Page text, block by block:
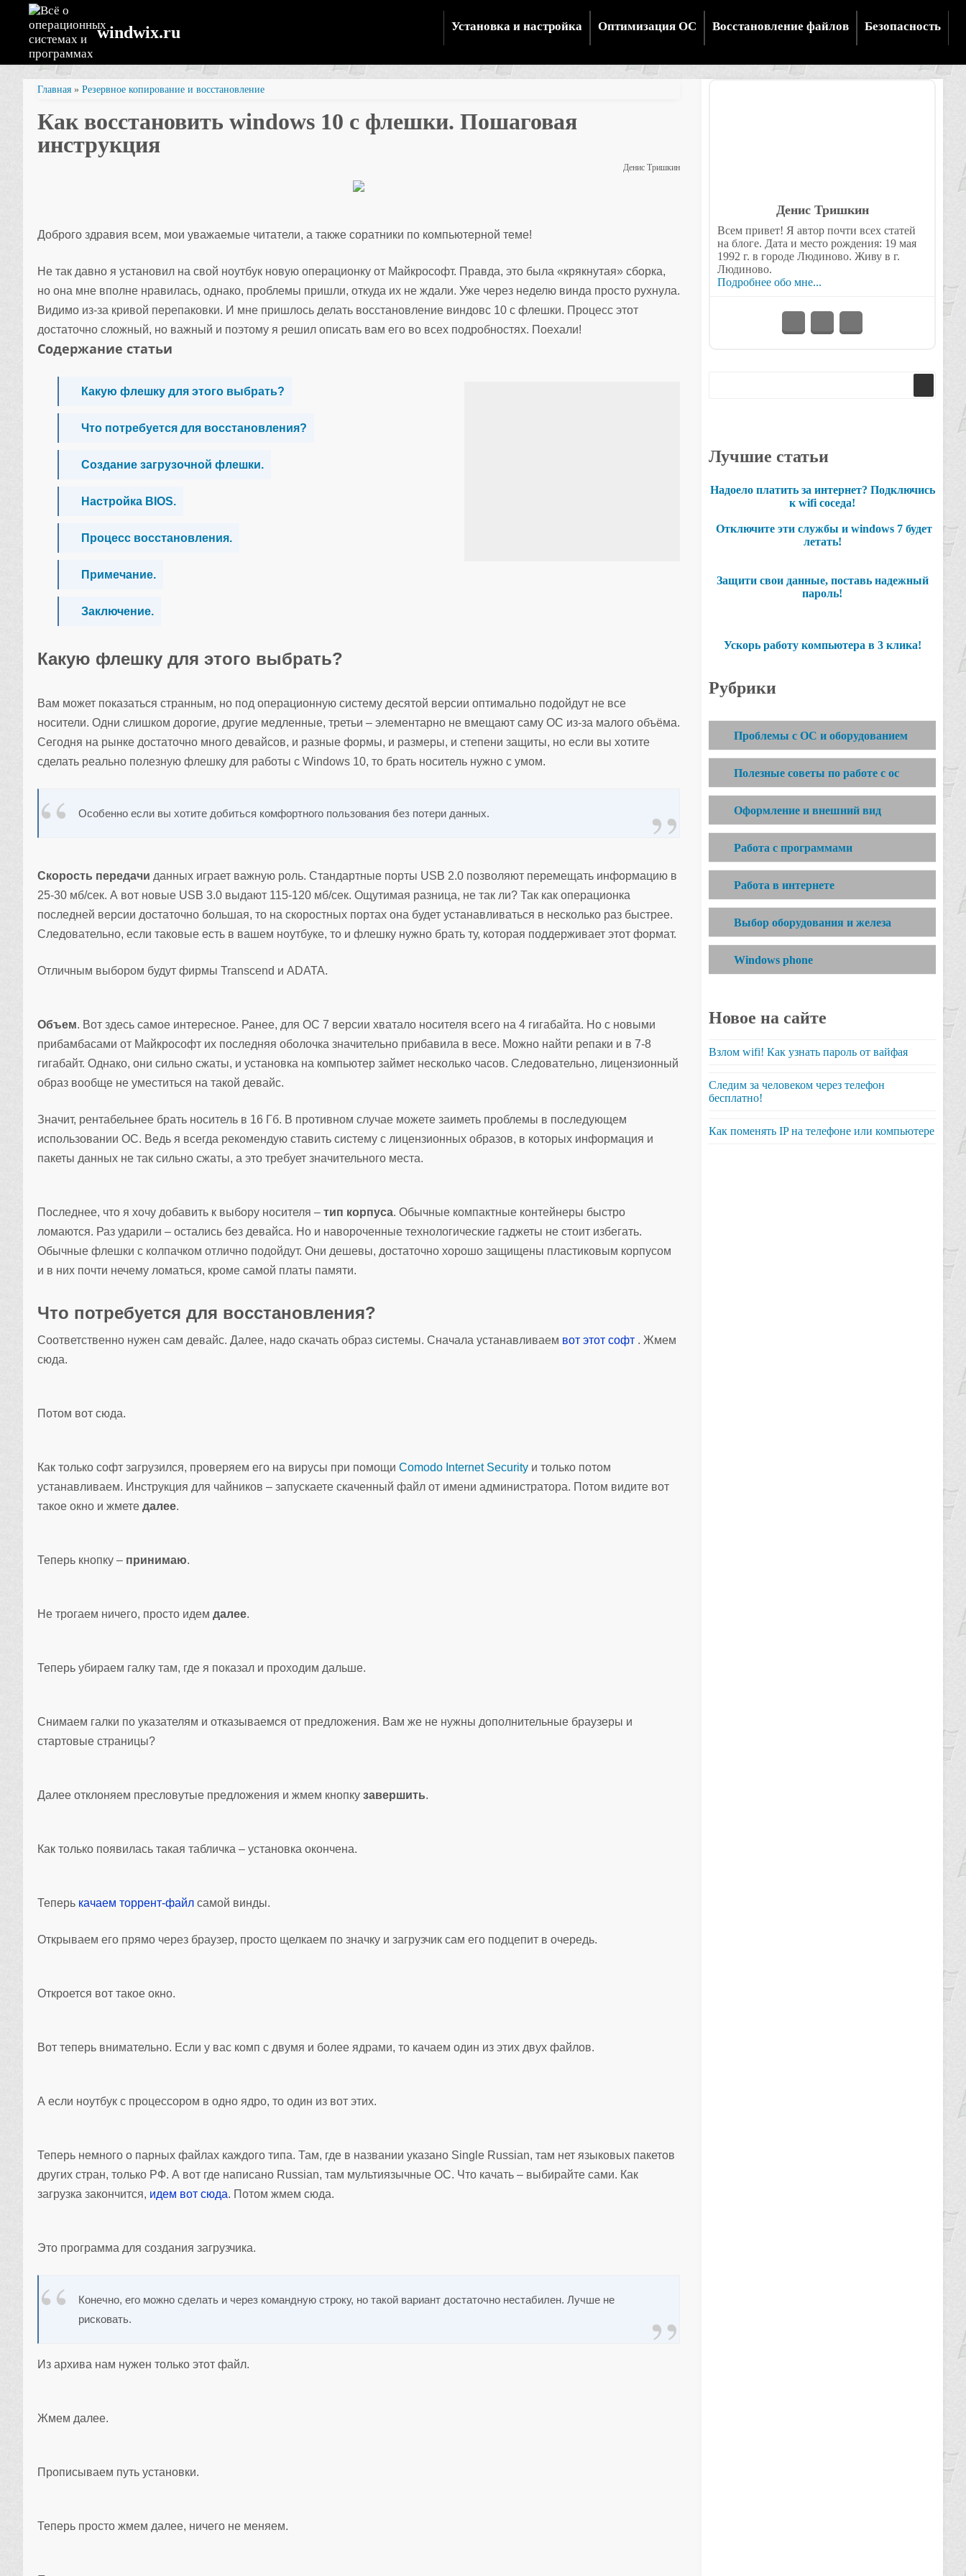
windwix.ru Установка и настройка Оптимизация ОС Восстановление файлов Безопасность
Главная » Резервное копирование и восстановление
Как восстановить windows 10 с флешки. Пошаговая
инструкция
Денис Тришкин
Доброго здравия всем, мои уважаемые читатели, а также соратники по компьютерной теме!
Не так давно я установил на свой ноутбук новую операционку от Майкрософт. Правда, это была «крякнутая» сборка,
но она мне вполне нравилась, однако, проблемы пришли, откуда их не ждали. Уже через неделю винда просто рухнула.
Видимо из-за кривой перепаковки. И мне пришлось делать восстановление виндовс 10 с флешки. Процесс этот
достаточно сложный, но важный и поэтому я решил описать вам его во всех подробностях. Поехали!
Содержание статьи
Какую флешку для этого выбрать?
Что потребуется для восстановления?
Создание загрузочной флешки.
Настройка BIOS.
Процесс восстановления.
Примечание.
Заключение.
Какую флешку для этого выбрать?
Вам может показаться странным, но под операционную систему десятой версии оптимально подойдут не все
носители. Одни слишком дорогие, другие медленные, третьи – элементарно не вмещают саму ОС из-за малого объёма.
Сегодня на рынке достаточно много девайсов, и разные формы, и размеры, и степени защиты, но если вы хотите
сделать реально полезную флешку для работы с Windows 10, то брать носитель нужно с умом.
Особенно если вы хотите добиться комфортного пользования без потери данных.
Скорость передачи данных играет важную роль. Стандартные порты USB 2.0 позволяют перемещать информацию в
25-30 мб/сек. А вот новые USB 3.0 выдают 115-120 мб/сек. Ощутимая разница, не так ли? Так как операционка
последней версии достаточно большая, то на скоростных портах она будет устанавливаться в несколько раз быстрее.
Следовательно, если таковые есть в вашем ноутбуке, то и флешку нужно брать ту, которая поддерживает этот формат.
Отличным выбором будут фирмы Transcend и ADATA.
Объем. Вот здесь самое интересное. Ранее, для ОС 7 версии хватало носителя всего на 4 гигабайта. Но с новыми
прибамбасами от Майкрософт их последняя оболочка значительно прибавила в весе. Можно найти репаки и в 7-8
гигабайт. Однако, они сильно сжаты, и установка на компьютер займет несколько часов. Следовательно, лицензионный
образ вообще не уместиться на такой девайс.
Значит, рентабельнее брать носитель в 16 Гб. В противном случае можете заиметь проблемы в последующем
использовании ОС. Ведь я всегда рекомендую ставить систему с лицензионных образов, в которых информация и
пакеты данных не так сильно сжаты, а это требует значительного места.
Последнее, что я хочу добавить к выбору носителя – тип корпуса. Обычные компактные контейнеры быстро
ломаются. Раз ударили – остались без девайса. Но и навороченные технологические гаджеты не стоит избегать.
Обычные флешки с колпачком отлично подойдут. Они дешевы, достаточно хорошо защищены пластиковым корпусом
и в них почти нечему ломаться, кроме самой платы памяти.
Что потребуется для восстановления?
Соответственно нужен сам девайс. Далее, надо скачать образ системы. Сначала устанавливаем вот этот софт . Жмем
сюда.
Потом вот сюда.
Как только софт загрузился, проверяем его на вирусы при помощи Comodo Internet Security и только потом
устанавливаем. Инструкция для чайников – запускаете скаченный файл от имени администратора. Потом видите вот
такое окно и жмете далее.
Теперь кнопку – принимаю.
Не трогаем ничего, просто идем далее.
Теперь убираем галку там, где я показал и проходим дальше.
Снимаем галки по указателям и отказываемся от предложения. Вам же не нужны дополнительные браузеры и
стартовые страницы?
Далее отклоняем пресловутые предложения и жмем кнопку завершить.
Как только появилась такая табличка – установка окончена.
Теперь качаем торрент-файл самой винды.
Открываем его прямо через браузер, просто щелкаем по значку и загрузчик сам его подцепит в очередь.
Откроется вот такое окно.
Вот теперь внимательно. Если у вас комп с двумя и более ядрами, то качаем один из этих двух файлов.
А если ноутбук с процессором в одно ядро, то один из вот этих.
Теперь немного о парных файлах каждого типа. Там, где в названии указано Single Russian, там нет языковых пакетов
других стран, только РФ. А вот где написано Russian, там мультиязычные ОС. Что качать – выбирайте сами. Как
загрузка закончится, идем вот сюда. Потом жмем сюда.
Это программа для создания загрузчика.
Конечно, его можно сделать и через командную строку, но такой вариант достаточно нестабилен. Лучше не
рисковать.
Из архива нам нужен только этот файл.
Жмем далее.
Прописываем путь установки.
Теперь просто жмем далее, ничего не меняем.
Денис Тришкин
Всем привет! Я автор почти всех статей
на блоге. Дата и место рождения: 19 мая
1992 г. в городе Людиново. Живу в г.
Людиново.
Подробнее обо мне...
Лучшие статьи
Надоело платить за интернет? Подключись
к wifi соседа!
Отключите эти службы и windows 7 будет
летать!
Защити свои данные, поставь надежный
пароль!
Ускорь работу компьютера в 3 клика!
Рубрики
Проблемы с ОС и оборудованием
Полезные советы по работе с ос
Оформление и внешний вид
Работа с программами
Работа в интернете
Выбор оборудования и железа
Windows phone
Новое на сайте
Взлом wifi! Как узнать пароль от вайфая
Следим за человеком через телефон
бесплатно!
Как поменять IP на телефоне или компьютере